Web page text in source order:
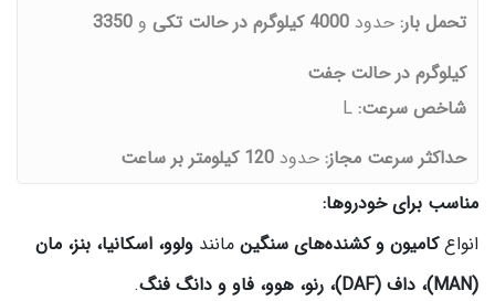
تحمل بار: حدود 4000 کیلوگرم در حالت تکی و 3350
کیلوگرم در حالت جفت
شاخص سرعت:
حداکثر سرعت مجاز: حدود 120 کیلومتر بر ساعت
مناسب برای خودروها:
انواعکامیون و کشنده‌های سنگین مانند ولوو، اسکانیا، بنز، مان
(MAN)، داف (DAF)، رنو، هوو، فاو و دانگ فنگ
.